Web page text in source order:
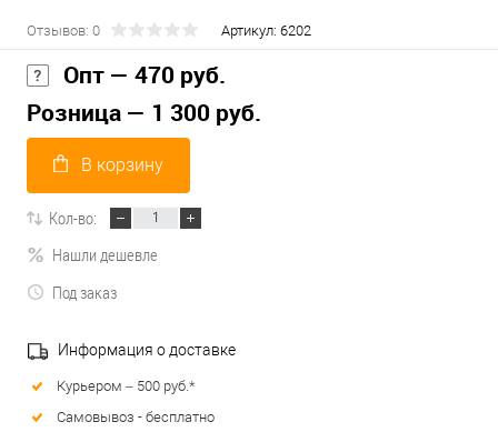
Отзывов: 0 Артикул: 6202
Опт — 470 руб.
Розница — 1 300 руб.
В корзину
Кол-во:
Нашли дешевле
Под заказ
Информация о доставке
Курьером – 500 руб.*
Самовывоз - бесплатно